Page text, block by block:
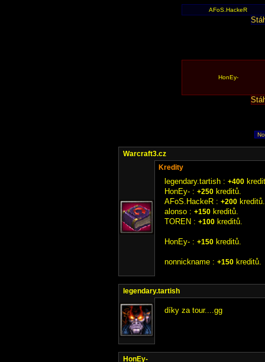
AFoS.HackeR
HonEy-
Warcraft3.cz
Kredity
legendary.tartish : +400
HonEy- : +250 kreditů.
AFoS.HackeR : +200 kreditů.
alonso : +150 kreditů.
TOREN : +100 kreditů.
HonEy- : +150 kreditů.
nonnickname : +150 kreditů.
legendary.tartish
díky za tour....gg
HonEy-